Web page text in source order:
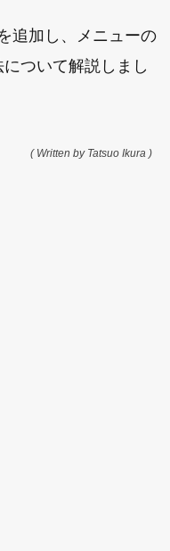
追加し、メニューの
ついて解説しまし
( Written by Tatsuo Ikura )